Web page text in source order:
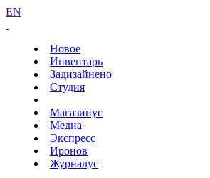
EN
Новое
Инвентарь
Задизайнено
Студия
Магазинус
Медиа
Экспресс
Иронов
Журналус